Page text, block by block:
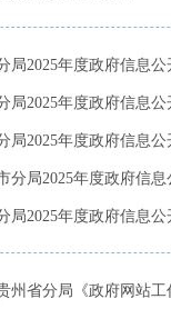
局2025年度政府信息
局2025年度政府信息
局2025年度政府信息
分局2025年度政府信
局2025年度政府信息
州省分局《政府网站